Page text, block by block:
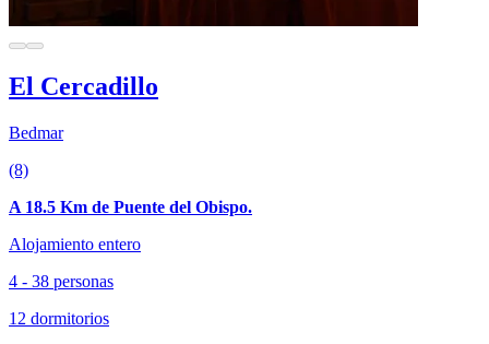
El Cercadillo
Bedmar
(8)
A 18.5 Km de Puente del Obispo.
Alojamiento entero
4 - 38 personas
12 dormitorios